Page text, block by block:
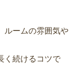
ルームの雰囲気や
く続けるコツで